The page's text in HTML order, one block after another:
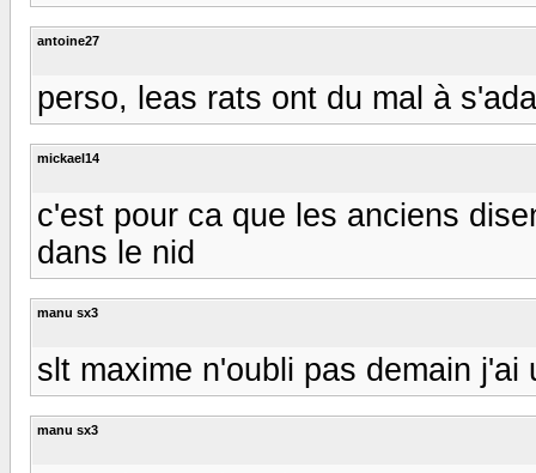
antoine27
perso, leas rats ont du mal à
mickael14
c'est pour ca que les anciens
dans le nid
manu sx3
slt maxime n'oubli pas demain
manu sx3